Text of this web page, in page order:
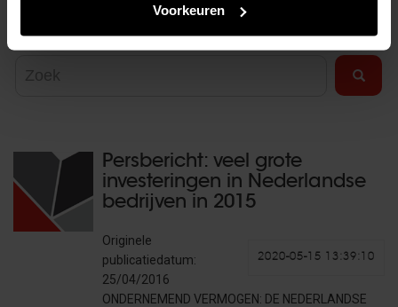
Voorkeuren
desinvesteringen,fondsenwerving
in Europa
Persbericht: veel grote
investeringen in Nederlandse
bedrijven in 2015
2020-05-15 13:39:10
Originele
publicatiedatum:
25/04/2016
ONDERNEMEND VERMOGEN: DE NEDERLANDSE